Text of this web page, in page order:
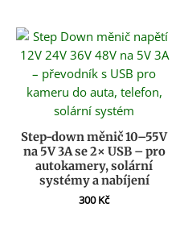
Step-down měnič 10–55V
na 5V 3A se 2× USB – pro
autokamery, solární
systémy a nabíjení
300Kč